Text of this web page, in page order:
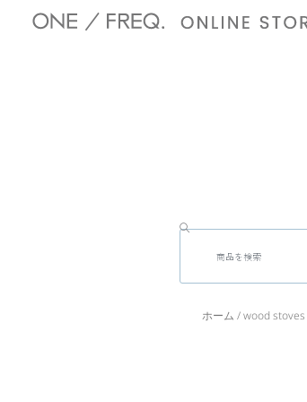
検
ホーム /wood stoves